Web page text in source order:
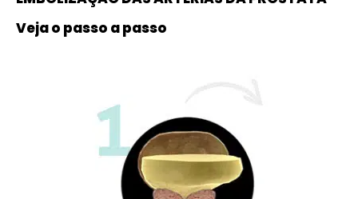
Veja o passo a passo